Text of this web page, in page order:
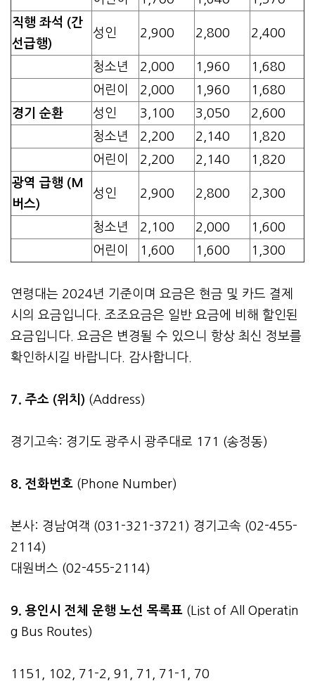
직행 좌석 (간
선급행)
성인 2,900 2,800 2,400
청소년 2,000 1,960
1,680
어린이
2,000 1,960
1,680
경기 순환
성인 3,100 3,050
2,600
청소년
2,200 2,140
1,820
어린이
2,200 2,140
1,820
광역 급행 (M
버스)
성인 2,900 2,800 2,300
청소년 2,100 2,000
1,600
어린이
1,600 1,600 1,300
연령대는 2024년 기준이며 요금은 현금 및 카드 결제
시의 요금입니다. 조조요금은 일반 요금에 비해 할인된
요금입니다. 요금은 변경될 수 있으니 항상 최신 정보를
확인하시길 바랍니다. 감사합니다.
7. 주소 (위치) (Address)
경기고속: 경기도 광주시 광주대로 171 (송정동)
8. 전화번호 (Phone Number)
본사: 경남여객 (031-321-3721) 경기고속 (02-455-
2114)
대원버스 (02-455-2114)
9. 용인시 전체 운행 노선 목록표 (List of All Operatin
g Bus Routes)
1151, 102, 71-2, 91, 71, 71-1, 70